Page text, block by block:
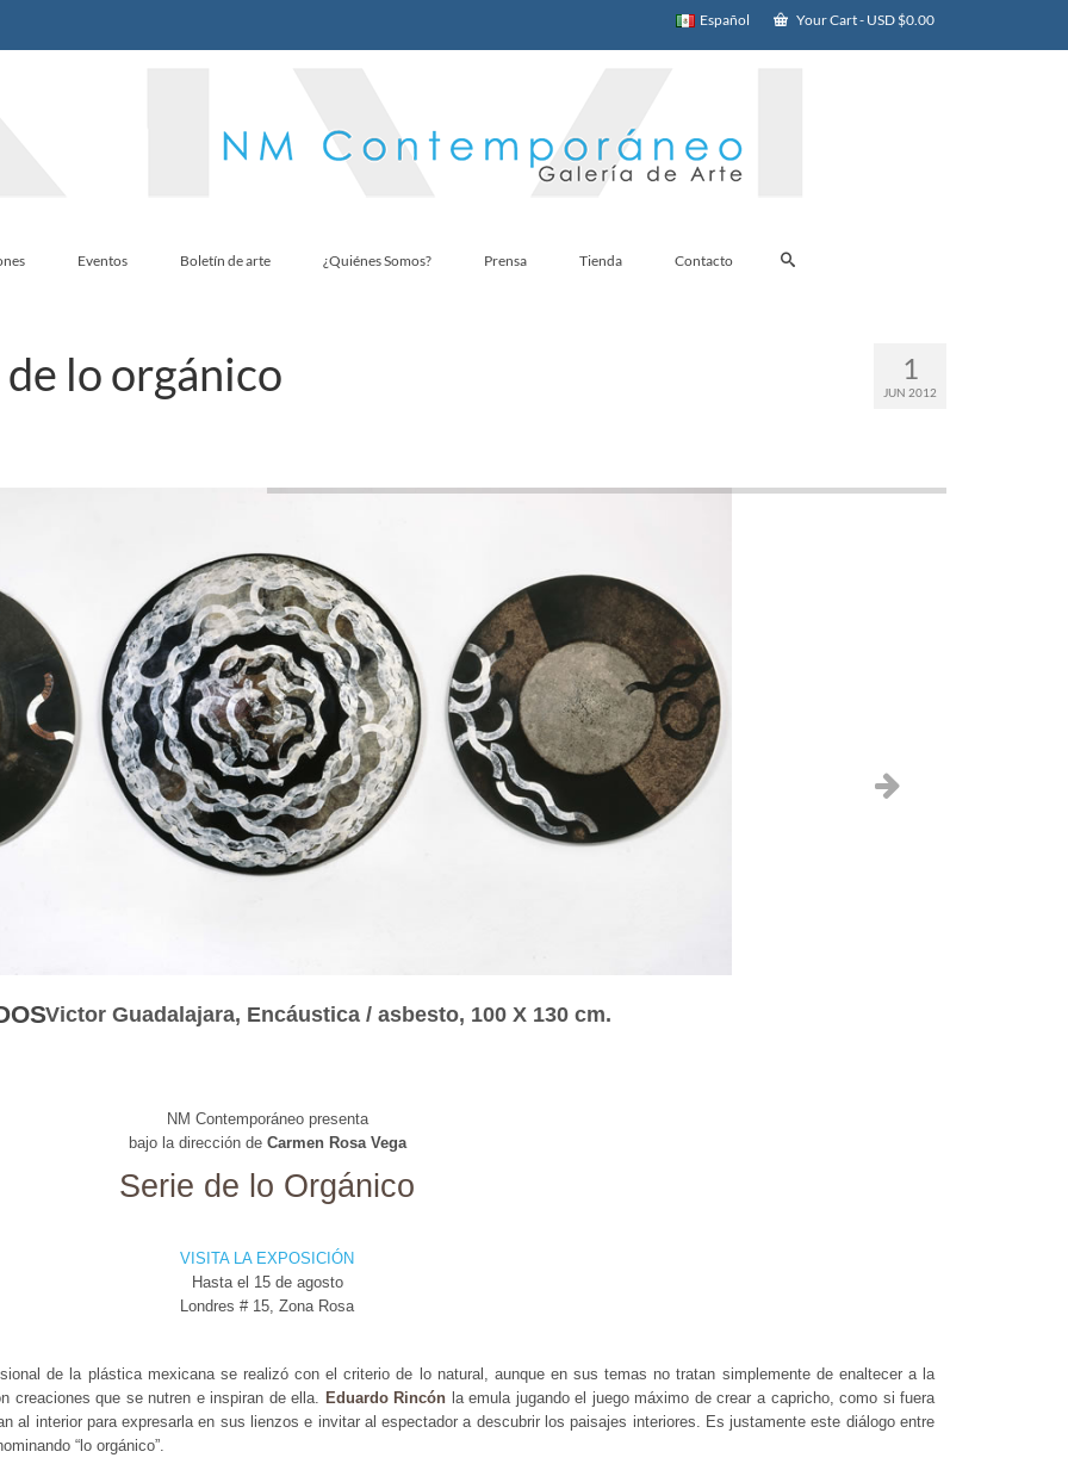
Español Your Cart- USD $0.00
Eventos Boletín de arte ¿Quiénes Somos? Prensa Tienda Contacto
1
JUN 2012
lo orgánico
Victor Guadalajara, Encáustica / asbesto, 100 X 130 cm.
NM Contemporáneo presenta
bajo la dirección de Carmen Rosa Vega
Serie de lo Orgánico
VISITA LA EXPOSICIÓN
Hasta el 15 de agosto
Londres # 15, Zona Rosa
de la plástica mexicana se realizó con el criterio de lo natural, aunque en sus temas no tratan simplemente de enaltecer a la
creaciones que se nutren e inspiran de ella. Eduardo Rincón la emula jugando el juego máximo de crear a capricho, como si fuera
al interior para expresarla en sus lienzos e invitar al espectador a descubrir los paisajes interiores. Es justamente este diálogo entre
“lo orgánico”.